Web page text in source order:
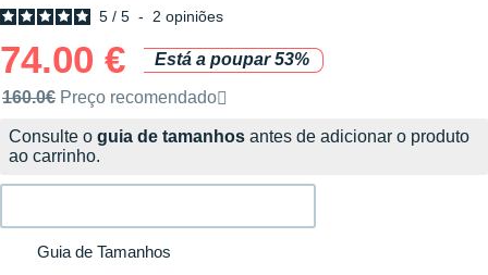
5 / 5 - 2 opiniões
74.00 €
Está a poupar 53%
Preço de venda recomendado pela marca
160.0€ Preço recomendado
Consulte o guia de tamanhos antes de adicionar o produto
ao carrinho.
Guia de Tamanhos